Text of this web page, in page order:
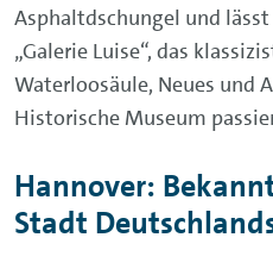
Asphaltdschungel und
„Galerie Luise“, das
Waterloosäule, Neues und
Historische Museum
Hannover:
Stadt